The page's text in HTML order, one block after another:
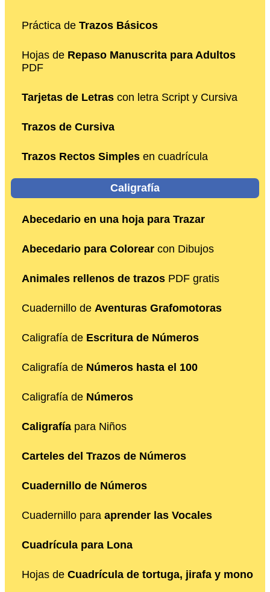
Práctica de Trazos Básicos
Hojas de Repaso Manuscrita para Adultos
PDF
Tarjetas de Letras con letra Script y Cursiva
Trazos de Cursiva
Trazos Rectos Simples en cuadrícula
Caligrafía
Abecedario en una hoja para Trazar
Abecedario para Colorear con Dibujos
Animales rellenos de trazos PDF gratis
Cuadernillo de Aventuras Grafomotoras
Caligrafía de Escritura de Números
Caligrafía de Números hasta el 100
Caligrafía de Números
Caligrafía para Niños
Carteles del Trazos de Números
Cuadernillo de Números
Cuadernillo para aprender las Vocales
Cuadrícula para Lona
Hojas de Cuadrícula de tortuga, jirafa y mono